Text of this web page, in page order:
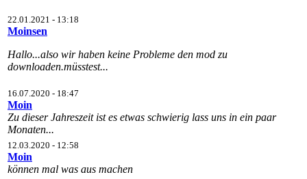
22.01.2021 - 13:18
Moinsen
Hallo...also wir haben keine Probleme den mod zu
downloaden.müsstest...
16.07.2020 - 18:47
Moin
Zu dieser Jahreszeit ist es etwas schwierig lass uns in ein paar
Monaten...
12.03.2020 - 12:58
Moin
können mal was aus machen